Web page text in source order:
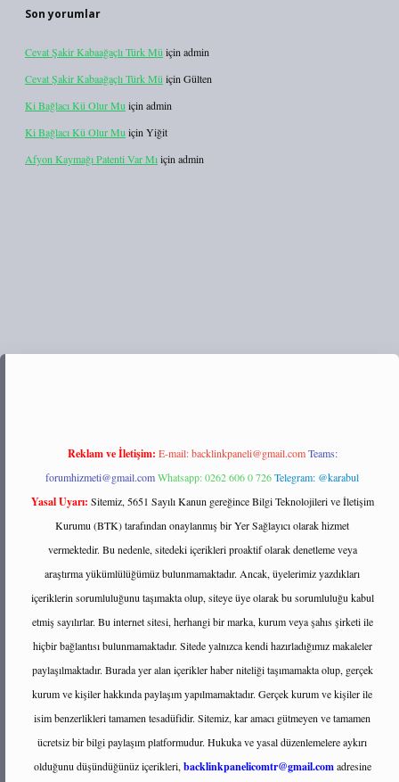
Son yorumlar
Cevat Şakir Kabaağaçlı Türk Mü için admin
Cevat Şakir Kabaağaçlı Türk Mü için Gülten
Ki Bağlacı Kü Olur Mu için admin
Ki Bağlacı Kü Olur Mu için Yiğit
Afyon Kaymağı Patenti Var Mıiçin admin
Reklam ve İletişim: E-mail:backlinkpaneli@gmail.com Teams:
forumhizmeti@gmail.comWhatsapp: 0262 606 0 726Telegram: @karabul
Yasal Uyarı: Sitemiz, 5651 Sayılı Kanun gereğince Bilgi Teknolojileri ve İletişim
Kurumu (BTK) tarafından onaylanmış bir Yer Sağlayıcı olarak hizmet
vermektedir. Bu nedenle, sitedeki içerikleri proaktif olarak denetleme veya
araştırma yükümlülüğümüz bulunmamaktadır. Ancak, üyelerimiz yazdıkları
içeriklerin sorumluluğunu taşımakta olup, siteye üye olarak bu sorumluluğu kabul
etmiş sayılırlar. Bu internet sitesi, herhangi bir marka, kurum veya şahıs şirketi ile
hiçbir bağlantısı bulunmamaktadır. Sitede yalnızca kendi hazırladığımız makaleler
paylaşılmaktadır. Burada yer alan içerikler haber niteliği taşımamakta olup, gerçek
kurum ve kişiler hakkında paylaşım yapılmamaktadır. Gerçek kurum ve kişiler ile
isim benzerlikleri tamamen tesadüfidir. Sitemiz, kar amacı gütmeyen ve tamamen
ücretsiz bir bilgi paylaşım platformudur. Hukuka ve yasal düzenlemelere aykırı
olduğunu düşündüğünüz içerikleri, backlinkpanelicomtr@gmail.comadresine